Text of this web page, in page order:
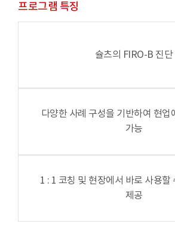
프로그램 특징
슐츠의 FIRO-B 진단
다양한 사례 구성을 기반하여 현업
가능
1 : 1 코칭 및 현장에서 바로 사용할
제공